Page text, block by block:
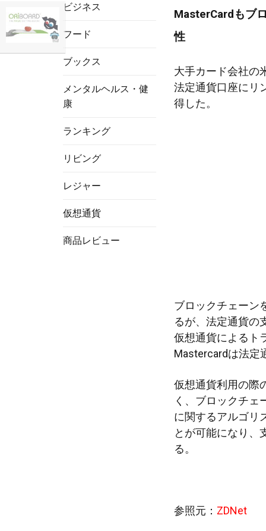
ビジネス
フード
ブックス
メンタルヘルス・健
康
ランキング
リビング
レジャー
仮想通貨
商品レビュー
MasterCardもブ
性
大手カード会社の
法定通貨口座にリ
得した。
ブロックチェーン
るが、法定通貨の
仮想通貨によるト
Mastercardは法定
仮想通貨利用の際
く、ブロックチェ
に関するアルゴリ
とが可能になり、
る。
参照元： ZDNet